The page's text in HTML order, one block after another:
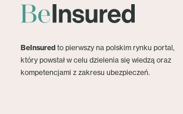
BeInsured to pierwszy na polskim rynku portal,
który powstał w celu dzielenia się wiedzą oraz
kompetencjami z zakresu ubezpieczeń.